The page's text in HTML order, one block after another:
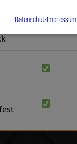
DatenschutzImpressum